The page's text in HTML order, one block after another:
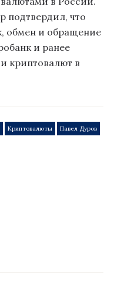
подтвердил, что
обмен и обращение
и ранее
криптовалют в
Криптовалюты Павел Дуров